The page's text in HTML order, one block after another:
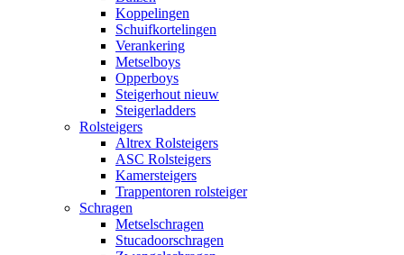
Koppelingen
Schuifkortelingen
Verankering
Metselboys
Opperboys
Steigerhout nieuw
Steigerladders
Rolsteigers
Altrex Rolsteigers
ASC Rolsteigers
Kamersteigers
Trappentoren rolsteiger
Schragen
Metselschragen
Stucadoorschragen